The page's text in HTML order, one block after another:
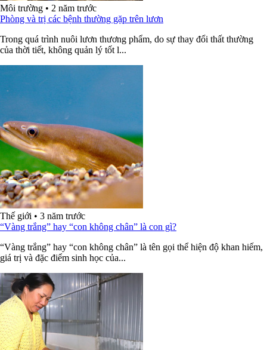
Môi trường • 2 năm trước
Phòng và trị các bệnh thường gặp trên lươn
Trong quá trình nuôi lươn thương phẩm, do sự thay đổi thất thường
của thời tiết, không quản lý tốt l...
Thế giới • 3 năm trước
“Vàng trắng” hay “con không chân” là con gì?
“Vàng trắng” hay “con không chân” là tên gọi thể hiện độ khan hiếm,
giá trị và đặc điểm sinh học của...